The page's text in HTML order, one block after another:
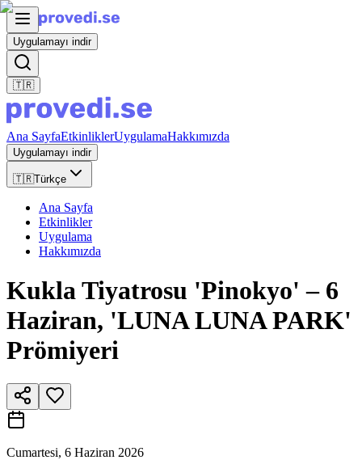
Uygulamayı indir
🇹🇷
Ana SayfaEtkinliklerUygulamaHakkımızda
Uygulamayı indir
🇹🇷Türkçe
Ana Sayfa
Etkinlikler
Uygulama
Hakkımızda
Kukla Tiyatrosu 'Pinokyo' – 6
Haziran, 'LUNA LUNA PARK'
Prömiyeri
Cumartesi, 6 Haziran 2026